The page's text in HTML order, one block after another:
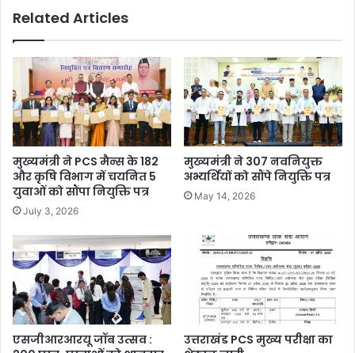
Related Articles
मुख्यमंत्री ने PCS मैन्स के 182
और कृषि विभाग में चयनित 5
युवाओं को सौंपा नियुक्ति पत्र
July 3, 2026
मुख्यमंत्री ने 307 नवनियुक्त
अभ्यर्थियों को सौंपे नियुक्ति पत्र
May 14, 2026
एसजीआरआरयू जॉब उत्सव :
उत्तराखंड PCS मुख्य परीक्षा का